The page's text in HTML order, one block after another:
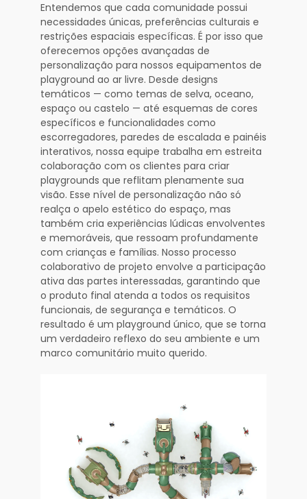
Entendemos que cada comunidade possui
necessidades únicas, preferências culturais e
restrições espaciais específicas. É por isso que
oferecemos opções avançadas de
personalização para nossos equipamentos de
playground ao ar livre. Desde designs
temáticos — como temas de selva, oceano,
espaço ou castelo — até esquemas de cores
específicos e funcionalidades como
escorregadores, paredes de escalada e painéis
interativos, nossa equipe trabalha em estreita
colaboração com os clientes para criar
playgrounds que reflitam plenamente sua
visão. Esse nível de personalização não só
realça o apelo estético do espaço, mas
também cria experiências lúdicas envolventes
e memoráveis, que ressoam profundamente
com crianças e famílias. Nosso processo
colaborativo de projeto envolve a participação
ativa das partes interessadas, garantindo que
o produto final atenda a todos os requisitos
funcionais, de segurança e temáticos. O
resultado é um playground único, que se torna
um verdadeiro reflexo do seu ambiente e um
marco comunitário muito querido.